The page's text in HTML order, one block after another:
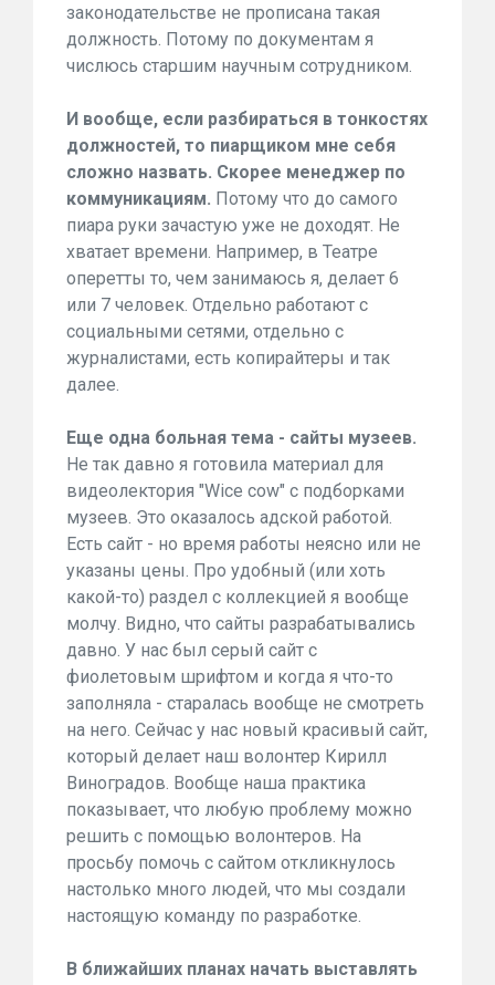
законодательстве не прописана такая
должность. Потому по документам я
числюсь старшим научным сотрудником.
И вообще, если разбираться в тонкостях
должностей, то пиарщиком мне себя
сложно назвать. Скорее менеджер по
коммуникациям. Потому что до самого
пиара руки зачастую уже не доходят. Не
хватает времени. Например, в Театре
оперетты то, чем занимаюсь я, делает 6
или 7 человек. Отдельно работают с
социальными сетями, отдельно с
журналистами, есть копирайтеры и так
далее.
Еще одна больная тема - сайты музеев.
Не так давно я готовила материал для
видеолектория "Wice cow" с подборками
музеев. Это оказалось адской работой.
Есть сайт - но время работы неясно или не
указаны цены. Про удобный (или хоть
какой-то) раздел с коллекцией я вообще
молчу. Видно, что сайты разрабатывались
давно. У нас был серый сайт с
фиолетовым шрифтом и когда я что-то
заполняла - старалась вообще не смотреть
на него. Сейчас у нас новый красивый сайт,
который делает наш волонтер Кирилл
Виноградов. Вообще наша практика
показывает, что любую проблему можно
решить с помощью волонтеров. На
просьбу помочь с сайтом откликнулось
настолько много людей, что мы создали
настоящую команду по разработке.
В ближайших планах начать выставлять